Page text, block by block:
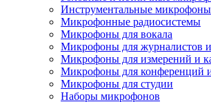
Инструментальные микрофоны
Микрофонные радиосистемы
Микрофоны для вокала
Микрофоны для журналистов и
Микрофоны для измерений и
Микрофоны для конференций
Микрофоны для студии
Наборы микрофонов